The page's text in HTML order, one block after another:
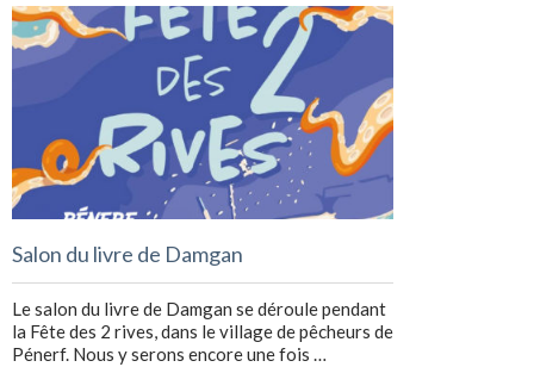
Salon du livre de Damgan
Le salon du livre de Damgan se déroule pendant
la Fête des 2 rives, dans le village de pêcheurs de
Pénerf. Nous y serons encore une fois …